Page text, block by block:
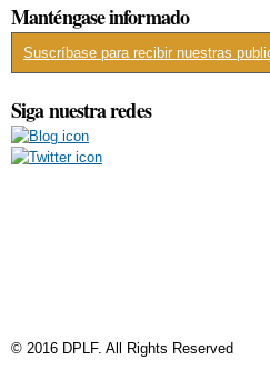
Manténgase informado
Suscríbase para recibir nuestras
Siga nuestra redes
© 2016 DPLF. All Rights Reserved